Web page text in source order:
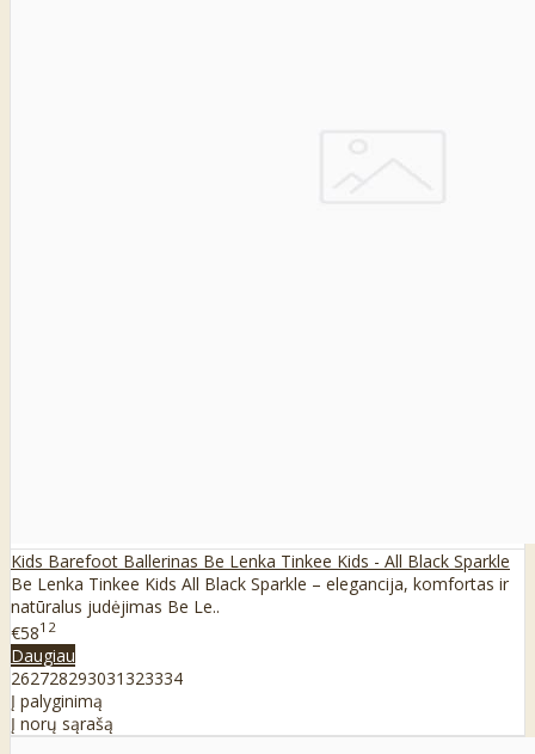
Kids Barefoot Ballerinas Be Lenka Tinkee Kids - All Black Sparkle
Be Lenka Tinkee Kids All Black Sparkle – elegancija, komfortas ir
natūralus judėjimas Be Le..
€5812
Daugiau
262728293031323334
Į palyginimą
Į norų sąrašą